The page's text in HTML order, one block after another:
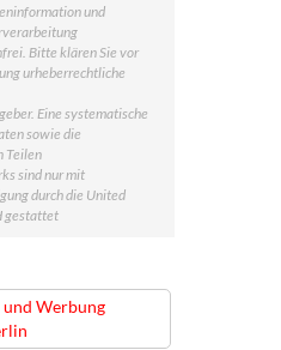
und
Bitte klären Sie vor
urheberrechtliche
Eine systematische
sowie die
Teilen
sind nur mit
durch die United
gestattet
und Werbung